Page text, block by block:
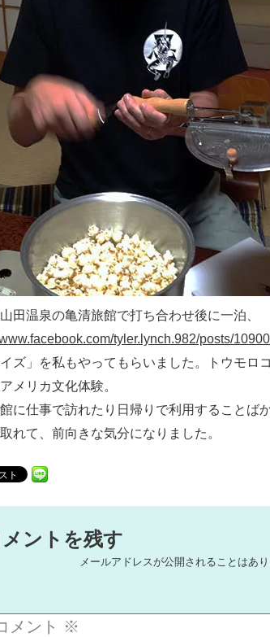
田温泉の亀清旅館で打ち合わせ後に一泊、
tyler.lynch.982/posts/
ズ」を私もやってもらいました。トウモロ
メリカ文化体験。
に仕事で訪れたり日帰りで利用することば
れて、前向きな気分になりました。
メントを残す
メールアドレスが公開されることはあり
メント ※